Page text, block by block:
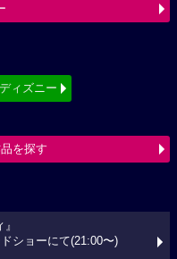
ィズニー
を探す
ショーにて(21:00〜)